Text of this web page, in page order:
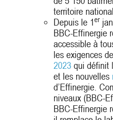
territoire
Depuis le 1er
BBC-Effinergie
accessible à
les exigences de
2023qui définit
et les nouvelles
d’Effinergie.
niveaux (BBC-
BBC-Effinergie